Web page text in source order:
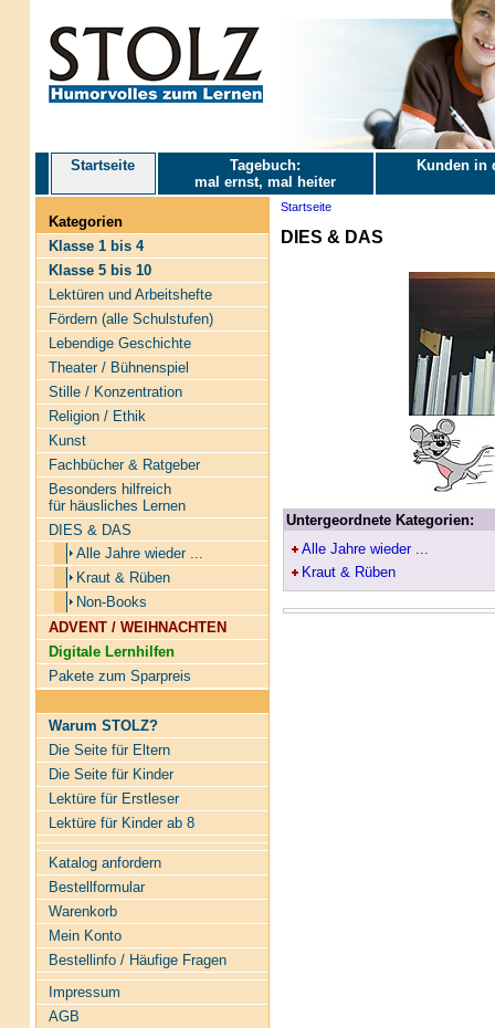
Startseite
Tagebuch:
mal ernst, mal heiter
Kunden in
Kategorien
Klasse 1 bis 4
Klasse 5 bis 10
Lektüren und Arbeitshefte
Fördern (alle Schulstufen)
Lebendige Geschichte
Theater / Bühnenspiel
Stille / Konzentration
Religion / Ethik
Kunst
Fachbücher & Ratgeber
Besonders hilfreich
für häusliches Lernen
DIES & DAS
Alle Jahre wieder ...
Kraut & Rüben
Non-Books
ADVENT / WEIHNACHTEN
Digitale Lernhilfen
Pakete zum Sparpreis
Warum STOLZ?
Die Seite für Eltern
Die Seite für Kinder
Lektüre für Erstleser
Lektüre für Kinder ab 8
Katalog anfordern
Bestellformular
Warenkorb
Mein Konto
Bestellinfo / Häufige Fragen
Impressum
AGB
Startseite
DIES & DAS
Untergeordnete Kategorien:
Alle Jahre wieder ...
Kraut & Rüben